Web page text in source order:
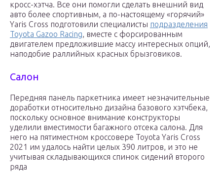
кросс-хэтча. Все они помогли сделать внешний вид
авто более спортивным, а по-настоящему «горячий»
Yaris Cross подготовили специалисты подразделения
Toyota Gazoo Racing, вместе с форсированным
двигателем предложившие массу интересных опций,
наподобие раллийных красных брызговиков.
Салон
Передняя панель паркетника имеет незначительные
доработки относительно дизайна базового хэтчбека,
поскольку основное внимание конструкторы
уделили вместимости багажного отсека салона. Для
него на пятиместном кроссовере Toyota Yaris Cross
2021 им удалось найти целых 390 литров, и это не
учитывая складывающихся спинок сидений второго
ряда